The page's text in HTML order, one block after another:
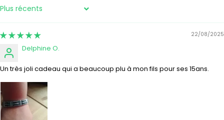
SORT BY
22/08/2025
Delphine O.
Un très joli cadeau qui a beaucoup plu à mon fils pour ses 15ans.